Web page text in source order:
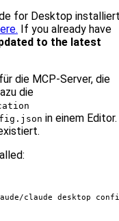
for Desktop
If you already have
to the latest
die MCP‑Server, die
die
in einem Editor.